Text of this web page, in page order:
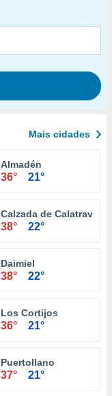
Mais cidades
Almadén
36° 21°
Calzada de Calatrava
38° 22°
Daimiel
38° 22°
Los Cortijos
36° 21°
Puertollano
37° 21°